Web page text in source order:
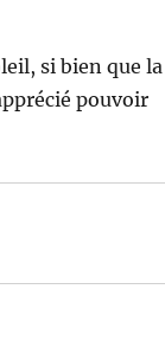
si bien que la
pouvoir